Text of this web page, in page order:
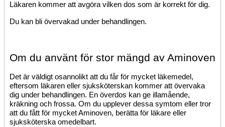
Läkaren kommer att avgöra vilken dos som är korrekt för dig.
Du kan bli övervakad under behandlingen.
Om du använt för stor mängd av Aminoven
Det är väldigt osannolikt att du får för mycket läkemedel,
eftersom läkaren eller sjuksköterskan kommer att övervaka
dig under behandlingen. En överdos kan ge illamående,
kräkning och frossa. Om du upplever dessa symtom eller tror
att du fått för mycket Aminoven, berätta för läkare eller
sjuksköterska omedelbart.